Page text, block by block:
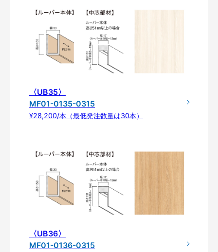
〈UB35〉
MF01-0135-0315
¥28,200/本（最低発注数量は30本）
〈UB36〉
MF01-0136-0315